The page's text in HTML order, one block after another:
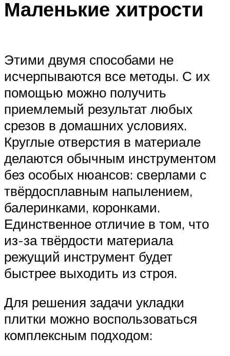
Маленькие хитрости
Этими двумя способами не
исчерпываются все методы. С их
помощью можно получить
приемлемый результат любых
срезов в домашних условиях.
Круглые отверстия в материале
делаются обычным инструментом
без особых нюансов: сверлами с
твёрдосплавным напылением,
балеринками, коронками.
Единственное отличие в том, что
из-за твёрдости материала
режущий инструмент будет
быстрее выходить из строя.
Для решения задачи укладки
плитки можно воспользоваться
комплексным подходом: